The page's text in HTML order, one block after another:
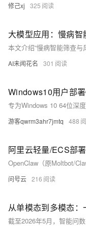
修己xj 325
AI未闻花名 301
游客qwrm3ahr7jmtq 488
问号云 216